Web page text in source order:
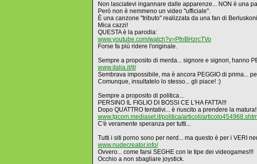
Non lasciatevi ingannare dalle apparenze... NON è una
Però non è nemmeno un video "ufficiale".
È una canzone "tributo" realizzata da una fan di
Mica cazzi!
QUESTA è la parodia:
www.youtube.com/watch?v=PfnBHzrcTVo
Forse fa più ridere l'originale.
Sempre a proposito di merda... signore e signori, hanno
www.italia.it/it/
Sembrava impossibile, ma è ancora PEGGIO di prima...
Comunque, insultatelo lo stesso... gli piace! :)
Sempre a proposito di politica...
PERSINO IL FIGLIO DI BOSSI CE L'HA FATTA!!!
Dopo QUATTRO tentativi... è riuscito a prendere la matura!
www.tgcom.mediaset.it/politica/articoli/
C'è veramente speranza per tutti...
Tutti i siti porno sono per nerd... ma questo è per i VERI
www.nudecreator.info/
Ovvero... come farsi SEGHE con le tipe dei videogames!!!
Occhio a non sbagliare joystick.